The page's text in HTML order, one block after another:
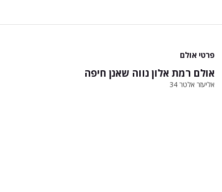
פרטי אולם
אולם רמת אלון נווה שאנן חיפה
אליעזר אלטר 34